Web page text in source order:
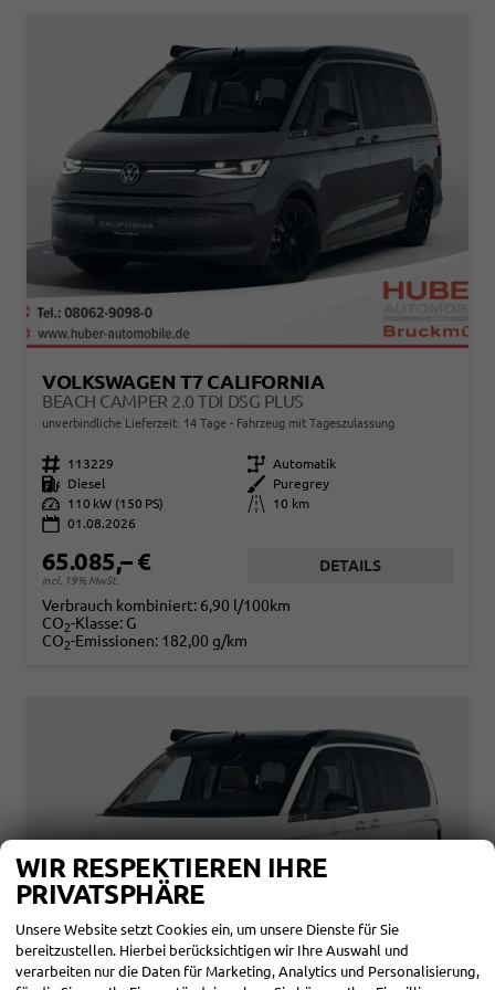
VOLKSWAGEN T7 CALIFORNIA
BEACH CAMPER 2.0 TDI DSG PLUS
unverbindliche Lieferzeit: 14 Tage Fahrzeug mit Tageszulassung
Fahrzeugnr. 113229 Getriebe Automatik
Kraftstoff
Diesel Außenfarbe
Puregrey
Leistung
110 kW (150 PS) Kilometerstand
10 km
01.08.2026
65.085,– €
incl. 19% MwSt.
DETAILS
Verbrauch kombiniert: 6,90 l/100km
CO2-Klasse: G
CO2-Emissionen: 182,00 g/km
WIR RESPEKTIEREN IHRE
PRIVATSPHÄRE
Unsere Website setzt Cookies ein, um unsere Dienste für Sie
bereitzustellen. Hierbei berücksichtigen wir Ihre Auswahl und
verarbeiten nur die Daten für Marketing, Analytics und Personalisierung,